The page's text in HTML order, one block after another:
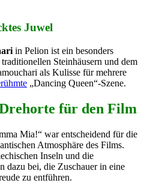
Juwel
in Pelion ist ein besonders
Steinhäusern und dem
als Kulisse für mehrere
„Dancing Queen“-Szene.
für den Film
Mia!“ war entscheidend für die
Atmosphäre des Films.
Inseln und die
dazu bei, die Zuschauer in eine
zu entführen.